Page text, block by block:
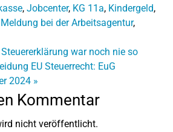
, Jobcenter, KG 11a, Kindergeld,
Meldung bei der Arbeitsagentur,
war noch nie so
EU Steuerrecht: EuG
2024 »
Kommentar
nicht veröffentlicht.